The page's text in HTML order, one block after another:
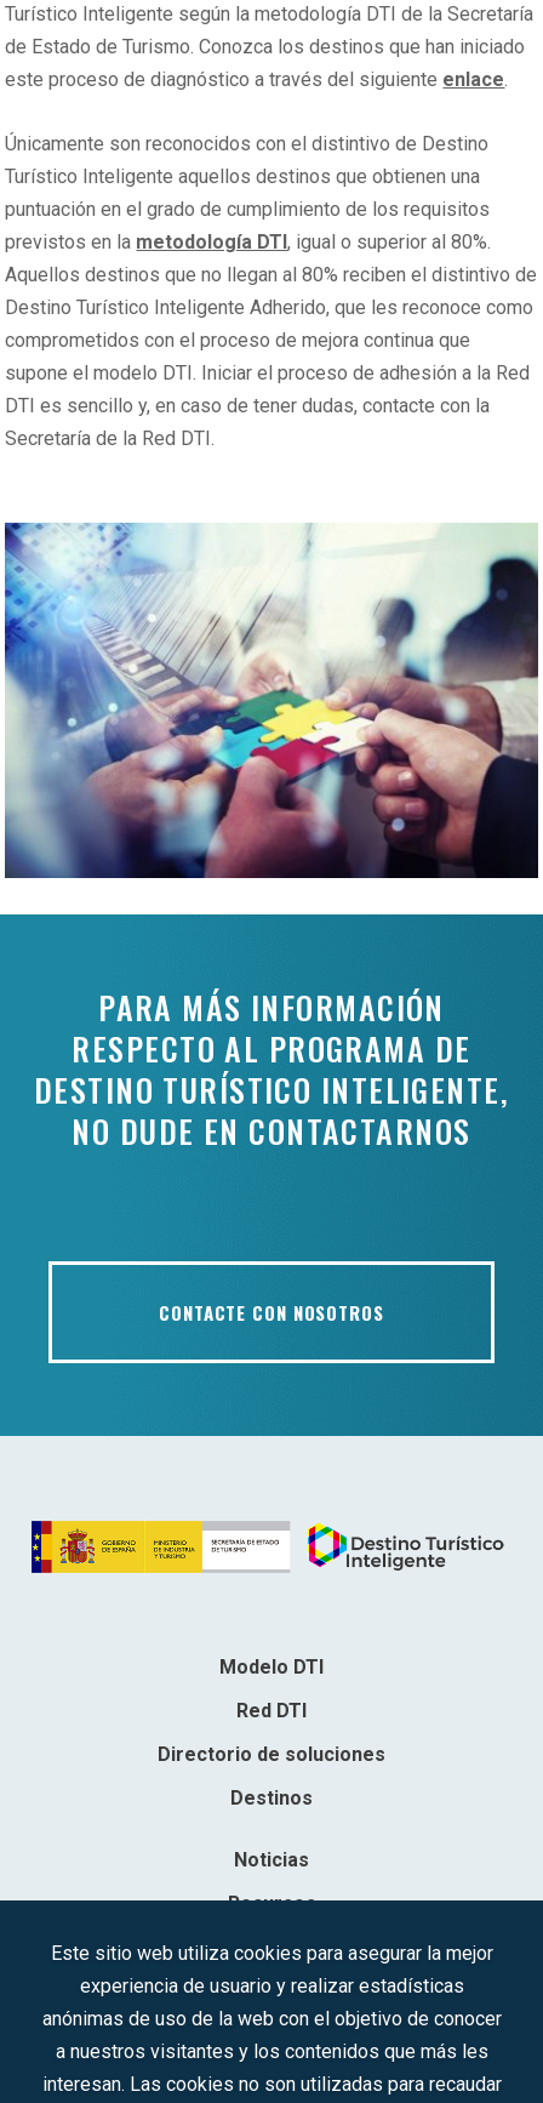
Turístico Inteligente según la metodología DTI de la Secretaría
de Estado de Turismo. Conozca los destinos que han iniciado
este proceso de diagnóstico a través del siguiente enlace.
Únicamente son reconocidos con el distintivo de Destino
Turístico Inteligente aquellos destinos que obtienen una
puntuación en el grado de cumplimiento de los requisitos
previstos en la metodología DTI, igual o superior al 80%.
Aquellos destinos que no llegan al 80% reciben el distintivo de
Destino Turístico Inteligente Adherido, que les reconoce como
comprometidos con el proceso de mejora continua que
supone el modelo DTI. Iniciar el proceso de adhesión a la Red
DTI es sencillo y, en caso de tener dudas, contacte con la
Secretaría de la Red DTI.
PARA MÁS INFORMACIÓN
RESPECTO AL PROGRAMA DE
DESTINO TURÍSTICO INTELIGENTE,
NO DUDE EN CONTACTARNOS
CONTACTE CON NOSOTROS
Modelo DTI
Red DTI
Directorio de soluciones
Destinos
Noticias
Recursos
Contacto
Sociedad Mercantil Estatal para la Gestión de la Innovación y las
Tecnologías Turísticas, S.A.M.P.
Inscrita en el R.M. de Madrid, T, 12593, Se. 8, F. 129, H. 201.307.
Este sitio web utiliza cookies para asegurar la mejor
experiencia de usuario y realizar estadísticas
anónimas de uso de la web con el objetivo de conocer
a nuestros visitantes y los contenidos que más les
interesan. Las cookies no son utilizadas para recaudar